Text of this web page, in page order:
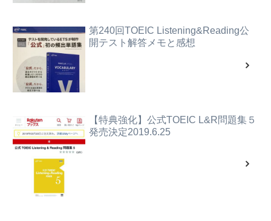
第240回TOEIC Listening&Reading公
開テスト解答メモと感想
【特典強化】公式TOEIC L&R問題集５
発売決定2019.6.25